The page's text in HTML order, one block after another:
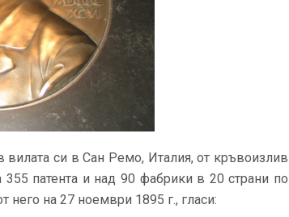
си в Сан Ремо, Италия, от кръвоизлив
патента и над 90 фабрики в 20 страни по
него на 27 ноември 1895 г., гласи: